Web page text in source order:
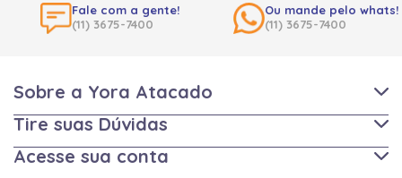
Fale com a gente!
(11) 3675-7400
Ou mande pelo whats!
(11) 3675-7400
Sobre a Yora Atacado
Tire suas Dúvidas
Acesse sua conta